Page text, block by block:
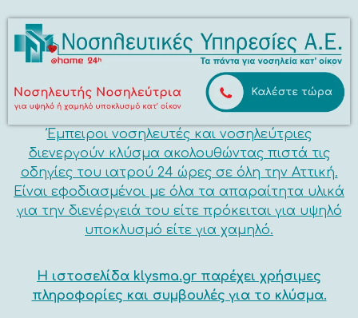
Έμπειροι νοσηλευτές και νοσηλεύτριες
διενεργούν κλύσμα ακολουθώντας πιστά τις
οδηγίες του ιατρού 24 ώρες σε όλη την Αττική.
Είναι εφοδιασμένοι με όλα τα απαραίτητα υλικά
για την διενέργειά του είτε πρόκειται για υψηλό
υποκλυσμό είτε για χαμηλό.
Η ιστοσελίδα klysma.gr παρέχει χρήσιμες
πληροφορίες και συμβουλές για το κλύσμα.